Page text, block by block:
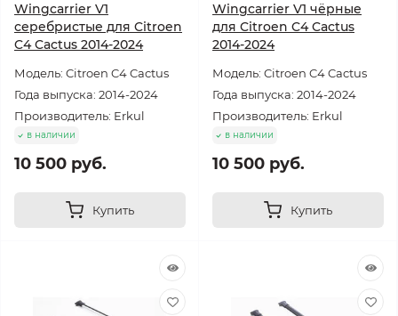
Wingcarrier V1
серебристые для Citroen
C4 Cactus 2014-2024
Модель: Citroen C4 Cactus
Года выпуска: 2014-2024
Производитель: Erkul
в наличии
10 500 руб.
Купить
Wingcarrier V1 чёрные
для Citroen C4 Cactus
2014-2024
Модель: Citroen C4 Cactus
Года выпуска: 2014-2024
Производитель: Erkul
в наличии
10 500 руб.
Купить